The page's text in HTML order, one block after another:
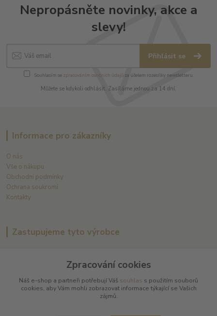
Nepropásněte novinky, akce a
slevy!
Přihlásit se
Souhlasím se zpracováním osobních údajůza účelem rozesílky newsletteru.
Můžete se kdykoli odhlásit. Zasíláme jednou za 14 dní.
Informace pro zákazníky
O nás
Vše o nákupu
Obchodní podmínky
Ochrana soukromí
Kontakty
Zastupujeme tyto výrobce
Chablis Daniel-Etienne Defaix
Champagne Charles Ellner
Zpracování cookies
Náš e-shop a partneři potřebují Váš souhlas s použitím souborů
cookies, aby Vám mohli zobrazovat informace týkající se Vašich
zájmů.